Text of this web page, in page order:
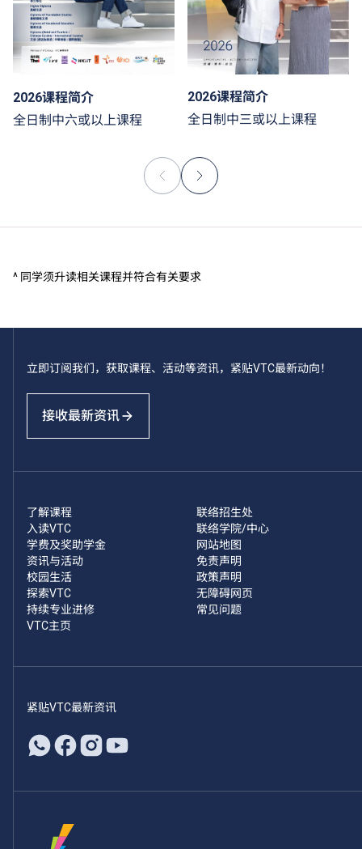
2026课程简介
全日制中六或以上课程
2026课程简介
全日制中三或以上课程
^ 同学须升读相关课程并符合有关要求
立即订阅我们，获取课程、活动等资讯，紧贴VTC最新动向！
接收最新资讯
了解课程
入读VTC
学费及奖助学金
资讯与活动
校园生活
探索VTC
持续专业进修
VTC主页
联络招生处
联络学院/中心
网站地图
免责声明
政策声明
无障碍网页
常见问题
紧贴VTC最新资讯